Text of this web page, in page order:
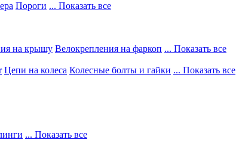
Пороги ... Показать все
на крышу Велокрепления на фаркоп ... Показать все
Цепи на колеса Колесные болты и гайки ... Показать все
... Показать все